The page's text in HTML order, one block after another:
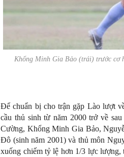
Khổng Minh Gia Bảo(trái) trước cơ
Để chuẩn bị cho trận gặp Lào lượt
cầu thủ sinh từ năm 2000 trở về
Cường, Khổng Minh Gia Bảo,
Đô (sinh năm 2001) và thủ môn
xuống chiếm tỷ lệ hơn 1/3 lực lượng,